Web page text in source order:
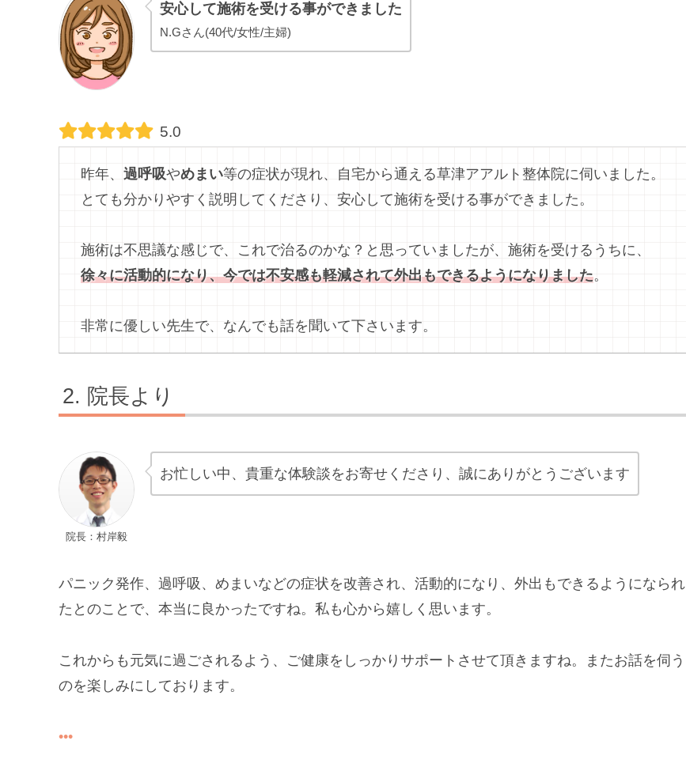
安心して施術を受ける事ができました
N.Gさん(40代/女性/主婦)
5.0
昨年、 過呼吸やめまい等の症状が現れ、自宅から通える草津アアルト整体院に伺いました。
とても分かりやすく説明してくださり、安心して施術を受ける事ができました。
施術は不思議な感じで、これで治るのかな？と思っていましたが、施術を受けるうちに、
徐々に活動的になり、今では不安感も軽減されて外出もできるようになりました。
非常に優しい先生で、なんでも話を聞いて下さいます。
院長より
院長：村岸毅
お忙しい中、貴重な体験談をお寄せくださり、誠にありがとうございます
パニック発作、過呼吸、めまいなどの症状を改善され、活動的になり、外出もできるようになられ
たとのことで、本当に良かったですね。私も心から嬉しく思います。
これからも元気に過ごされるよう、ご健康をしっかりサポートさせて頂きますね。またお話を伺う
のを楽しみにしております。